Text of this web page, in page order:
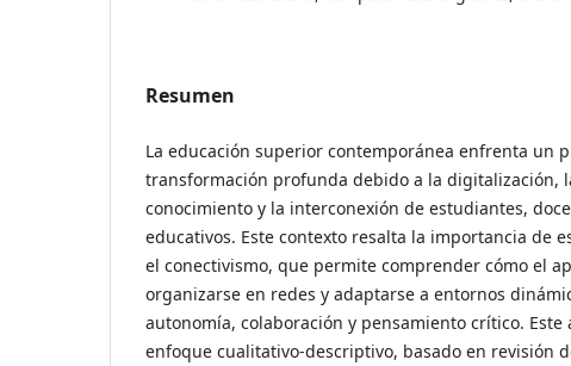
Resumen
La educación superior contemporánea enfrenta un
transformación profunda debido a la digitalización,
conocimiento y la interconexión de estudiantes,
educativos. Este contexto resalta la importancia de
el conectivismo, que permite comprender cómo el
organizarse en redes y adaptarse a entornos
autonomía, colaboración y pensamiento crítico.
enfoque cualitativo-descriptivo, basado en revisión